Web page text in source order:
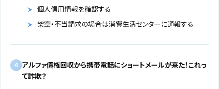
個人信用情報を確認する
架空・不当請求の場合は消費生活センターに通報する
4 アルファ債権回収から携帯電話にショートメールが来た！これっ
て詐欺？